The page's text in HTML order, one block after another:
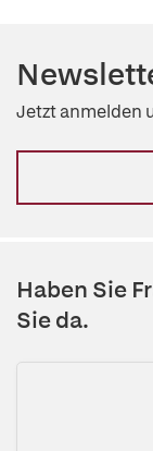
Jetzt anmelden
Haben Sie
Sie da.